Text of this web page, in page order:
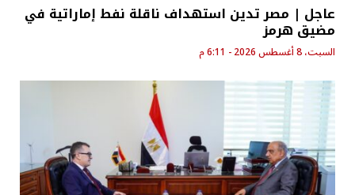
عاجل | مصر تدين استهداف ناقلة نفط إماراتية في
مضيق هرمز
السبت، 8 أغسطس 2026 - 6:11 م